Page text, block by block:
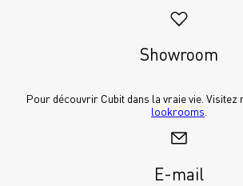
Showroom
Pour découvrir Cubit dans la vraie vie. Visitez
lookrooms
E-mail